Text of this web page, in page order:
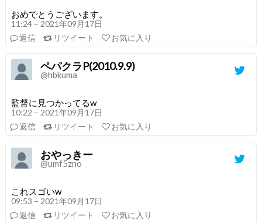
おめでとうございます。
11:24 – 2021年09月17日
返信
リツイート お気に入り
ペパクラP(2010.9.9)
@hbkuma
監督に見つかってるw
10:22 – 2021年09月17日
返信
リツイート お気に入り
おやっきー
@umf5zno
これスゴいw
09:53 – 2021年09月17日
返信
リツイート お気に入り